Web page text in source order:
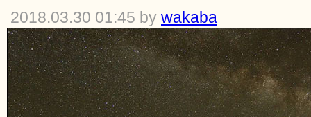
2018.03.30 01:45 by wakaba